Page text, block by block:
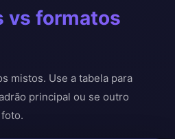
vs formatos
mistos. Use a tabela para
principal ou se outro